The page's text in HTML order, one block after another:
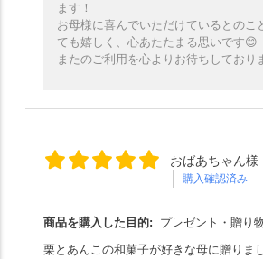
ます！
お母様に喜んでいただけているとのこ
ても嬉しく、心あたたまる思いです😊
またのご利用を心よりお待ちしており
おばあちゃん様
購入確認済み
商品を購入した目的:
プレゼント・贈り
栗とあんこの和菓子が好きな母に贈りまし